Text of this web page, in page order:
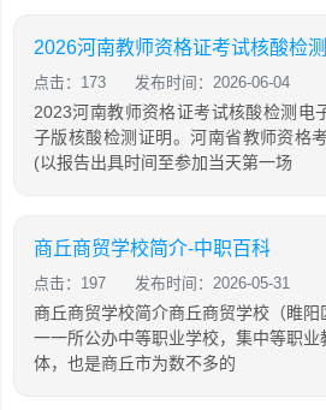
2026河南教师资格证考试核酸检
点击：173 发布时间：2026-06-04
2023河南教师资格证考试核酸检测电
子版核酸检测证明。河南省教师资格
(以报告出具时间至参加当天第一场
商丘商贸学校简介-中职百科
点击：197 发布时间：2026-05-31
商丘商贸学校简介商丘商贸学校（睢
一一所公办中等职业学校，集中等职
体，也是商丘市为数不多的